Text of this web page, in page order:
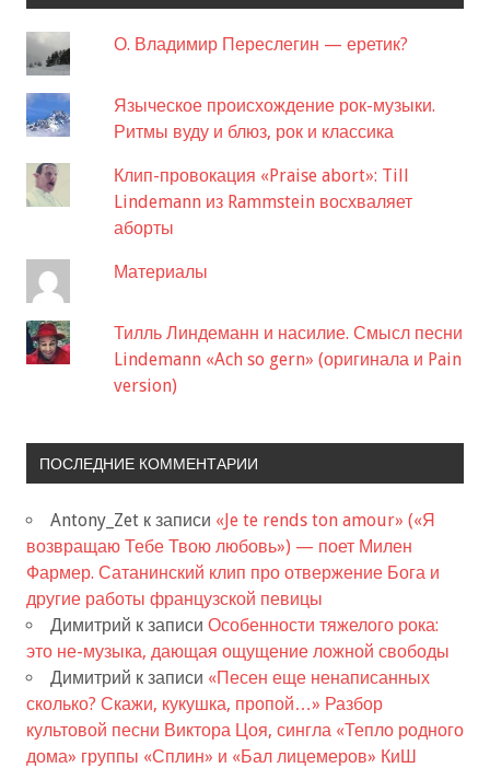
О. Владимир Переслегин — еретик?
Языческое происхождение рок-музыки.
Ритмы вуду и блюз, рок и классика
Клип-провокация «Praise abort»: Till
Lindemann из Rammstein восхваляет
аборты
Материалы
Тилль Линдеманн и насилие. Смысл песни
Lindemann «Ach so gern» (оригинала и Pain
version)
ПОСЛЕДНИЕ КОММЕНТАРИИ
Antony_Zet к записи «Je te rends ton amour» («Я
возвращаю Тебе Твою любовь») — поет Милен
Фармер. Сатанинский клип про отвержение Бога и
другие работы французской певицы
Димитрий к записи Особенности тяжелого рока:
это не-музыка, дающая ощущение ложной свободы
Димитрий к записи «Песен еще ненаписанных
сколько? Скажи, кукушка, пропой…» Разбор
культовой песни Виктора Цоя, сингла «Тепло родного
дома» группы «Сплин» и «Бал лицемеров» КиШ